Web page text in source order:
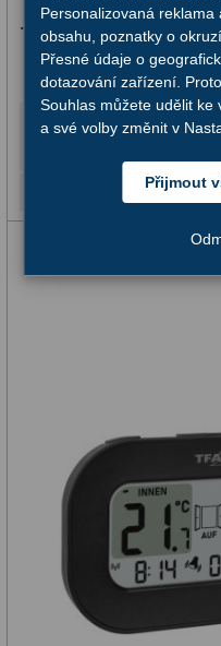
Profesionální9
Čidla2
Teploměry a vlhkoměry15
Ostatní
Literatura11
Ostatní6
11
Dalekohledy8
Okuláry
Teploměr a vlhkoměr
895,-
Personalizovaná
obsahu, poznatky o
Přesné údaje o
dotazování zařízení.
Souhlas můžete udělit ke
a své volby změnit v
Přijmout